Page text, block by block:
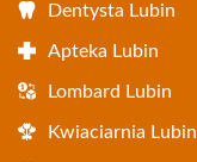
Dentysta Lubin
Apteka Lubin
Lombard Lubin
Kwiaciarnia Lubin